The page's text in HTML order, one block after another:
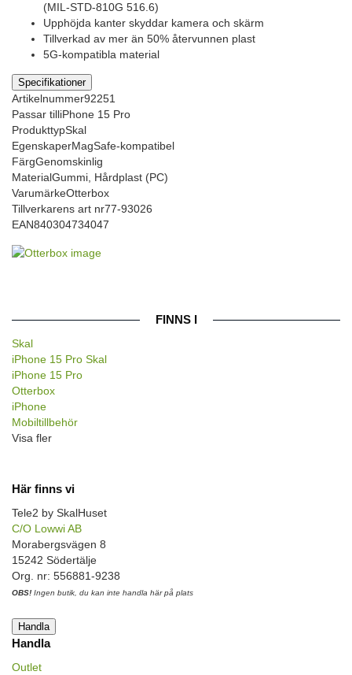
(MIL-STD-810G 516.6)
Upphöjda kanter skyddar kamera och skärm
Tillverkad av mer än 50% återvunnen plast
5G-kompatibla material
Specifikationer
Artikelnummer92251
Passar tilliPhone 15 Pro
ProdukttypSkal
EgenskaperMagSafe-kompatibel
FärgGenomskinlig
MaterialGummi, Hårdplast (PC)
VarumärkeOtterbox
Tillverkarens art nr77-93026
EAN840304734047
FINNS I
Skal
iPhone 15 Pro Skal
iPhone 15 Pro
Otterbox
iPhone
Mobiltillbehör
Visa fler
Här finns vi
Tele2 by SkalHuset
C/O Lowwi AB
Morabergsvägen 8
15242 Södertälje
Org. nr: 556881-9238
OBS! Ingen butik, du kan inte handla här på plats
Handla
Handla
Outlet